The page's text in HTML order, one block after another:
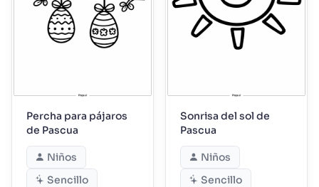
Percha para pájaros
de Pascua
Niños
Sencillo
Sonrisa del sol de
Pascua
Niños
Sencillo